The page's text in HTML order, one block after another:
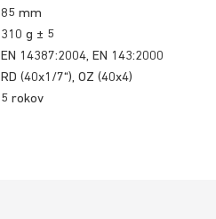
85 mm
310 g ± 5
EN 14387:2004, EN 143:2000
RD (40x1/7“), OZ (40x4)
5 rokov